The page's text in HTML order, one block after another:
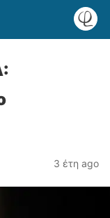
3 έτη ago